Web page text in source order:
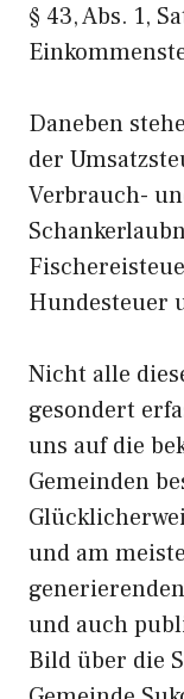
§ 43, Abs. 1,
Daneben
der
Verbrauch-
Hundesteuer
Nicht alle
gesondert
uns auf die
Gemeinden
und am
und auch
Bild über die